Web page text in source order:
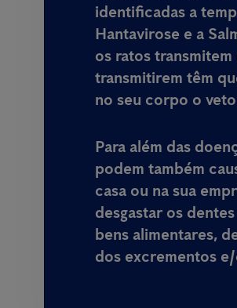
identificadas a
Hantavirose e a
os ratos transmitem
transmitirem têm
no seu corpo o
Para além das
podem também
casa ou na sua
desgastar os
bens alimentares,
dos excrementos